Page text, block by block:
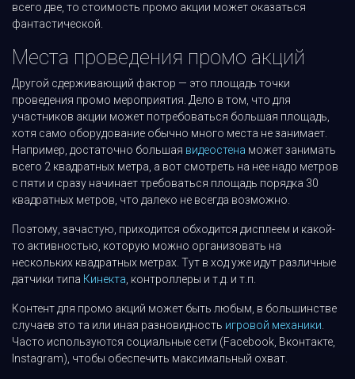
всего две, то стоимость промо акции может оказаться
фантастической.
Места проведения промо акций
Другой сдерживающий фактор — это площадь точки
проведения промо мероприятия. Дело в том, что для
участников акции может потребоваться большая площадь,
хотя само оборудование обычно много места не занимает.
Например, достаточно большая видеостена может занимать
всего 2 квадратных метра, а вот смотреть на нее надо метров
с пяти и сразу начинает требоваться площадь порядка 30
квадратных метров, что далеко не всегда возможно.
Поэтому, зачастую, приходится обходится дисплеем и какой-
то активностью, которую можно организовать на
нескольких квадратных метрах. Тут в ход уже идут различные
датчики типа Кинекта , контроллеры и т.д. и т.п.
Контент для промо акций может быть любым, в большинстве
случаев это та или иная разновидность игровой механики
Часто используются социальные сети (Facebook, Вконтакте,
Instagram), чтобы обеспечить максимальный охват.